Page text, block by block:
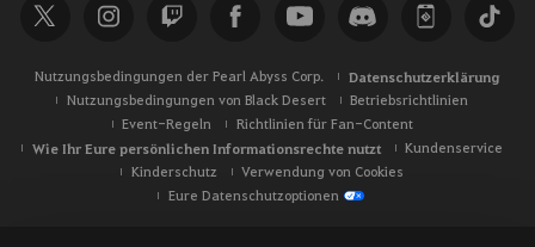
Nutzungsbedingungen der Pearl Abyss Corp. Datenschutzerklärung
Nutzungsbedingungen von Black Desert
Betriebsrichtlinien
Event-Regeln
Richtlinien für Fan-Content
Wie Ihr Eure persönlichen Informationsrechte nutzt
Kundenservice
Kinderschutz
Verwendung von Cookies
Eure Datenschutzoptionen